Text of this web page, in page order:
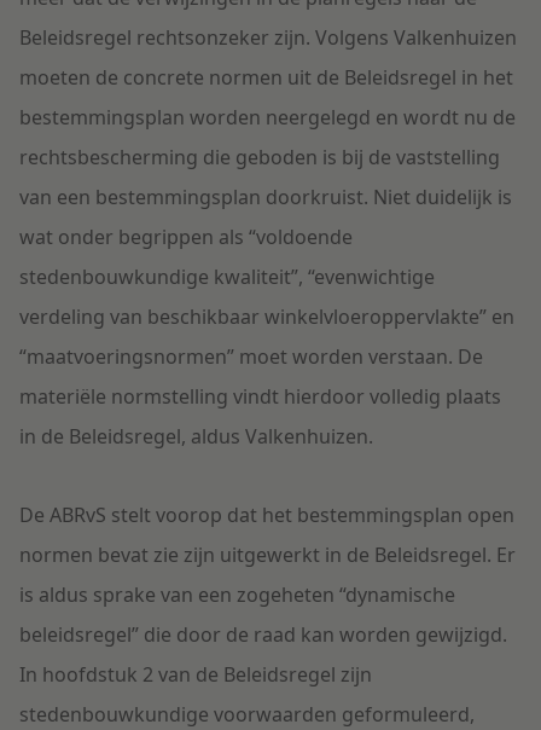
Beleidsregel rechtsonzeker zijn. Volgens Valkenhuizen
moeten de concrete normen uit de Beleidsregel in het
bestemmingsplan worden neergelegd en wordt nu de
rechtsbescherming die geboden is bij de vaststelling
van een bestemmingsplan doorkruist. Niet duidelijk is
wat onder begrippen als “voldoende
stedenbouwkundige kwaliteit”, “evenwichtige
verdeling van beschikbaar winkelvloeroppervlakte” en
“maatvoeringsnormen” moet worden verstaan. De
materiële normstelling vindt hierdoor volledig plaats
in de Beleidsregel, aldus Valkenhuizen.
De ABRvS stelt voorop dat het bestemmingsplan open
normen bevat zie zijn uitgewerkt in de Beleidsregel. Er
is aldus sprake van een zogeheten “dynamische
beleidsregel” die door de raad kan worden gewijzigd.
In hoofdstuk 2 van de Beleidsregel zijn
stedenbouwkundige voorwaarden geformuleerd,